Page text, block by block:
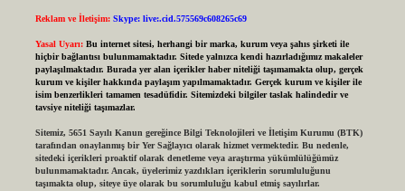
Reklam ve İletişim: Skype: live:.cid.575569c608265c69
Yasal Uyarı: Bu internet sitesi, herhangi bir marka, kurum veya şahıs şirketi ile
hiçbir bağlantısı bulunmamaktadır. Sitede yalnızca kendi hazırladığımız makaleler
paylaşılmaktadır. Burada yer alan içerikler haber niteliği taşımamakta olup, gerçek
kurum ve kişiler hakkında paylaşım yapılmamaktadır. Gerçek kurum ve kişiler ile
isim benzerlikleri tamamen tesadüfidir. Sitemizdeki bilgiler taslak halindedir ve
tavsiye niteliği taşımazlar.
Sitemiz, 5651 Sayılı Kanun gereğince Bilgi Teknolojileri ve İletişim Kurumu (BTK)
tarafından onaylanmış bir Yer Sağlayıcı olarak hizmet vermektedir. Bu nedenle,
sitedeki içerikleri proaktif olarak denetleme veya araştırma yükümlülüğümüz
bulunmamaktadır. Ancak, üyelerimiz yazdıkları içeriklerin sorumluluğunu
taşımakta olup, siteye üye olarak bu sorumluluğu kabul etmiş sayılırlar.